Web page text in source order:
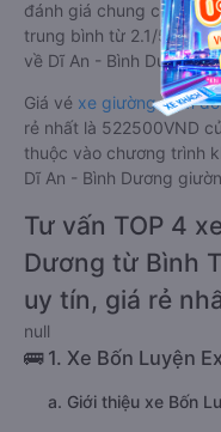
đánh giá chung có chất
trung bình từ 2.1/5 dựa
về Dĩ An - Bình Dương
Giá vé xe giường nằm
rẻ nhất là 522500VND
thuộc vào chương trình
Dĩ An - Bình Dương
Tư vấn TOP 4
Dương từ Bình
uy tín, giá rẻ
null
🚌 1. Xe Bốn Luyện
a. Giới thiệu xe Bốn